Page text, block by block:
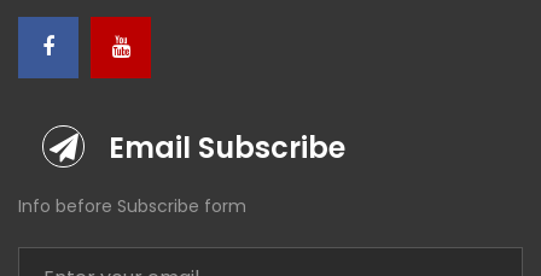
Email Subscribe
Info before Subscribe form